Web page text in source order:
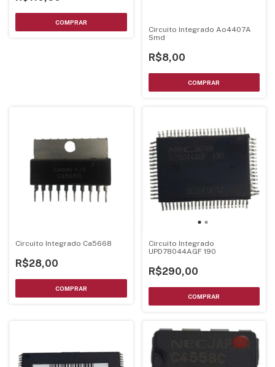
Circuito Integrado Ao4407A
Smd
R$8,00
Circuito Integrado Ca5668
R$28,00
Circuito Integrado
UPD78044AGF 190
R$290,00